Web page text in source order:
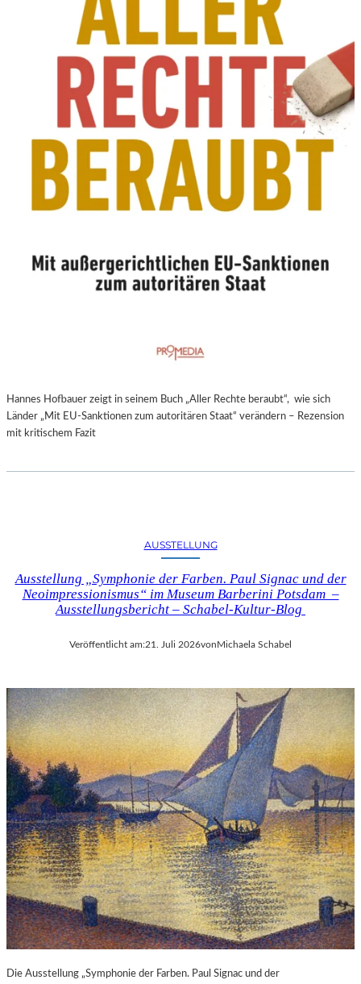
Hannes Hofbauer zeigt in seinem Buch „Aller Rechte beraubt“, wie sich
Länder „Mit EU-Sanktionen zum autoritären Staat“ verändern – Rezension
mit kritischem Fazit
AUSSTELLUNG
Ausstellung „Symphonie der Farben. Paul Signac und der
Neoimpressionismus“ im Museum Barberini Potsdam –
Ausstellungsbericht – Schabel-Kultur-Blog
Veröffentlicht am:21. Juli 2026vonMichaela Schabel
Die Ausstellung „Symphonie der Farben. Paul Signac und der